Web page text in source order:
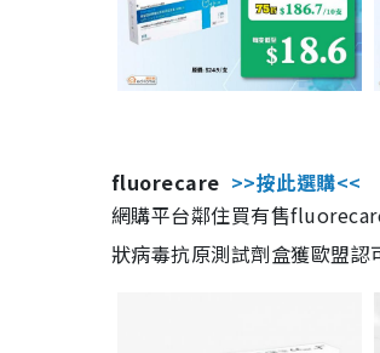
fluorecare >>按此選購<<
網購平台鄰住買有售
狀病毒抗原測試劑盒獲歐盟